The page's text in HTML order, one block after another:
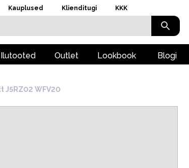
Kauplused Klienditugi KKK
Ilutooted Outlet Lookbook Blogi
J5RZ02 WFV20